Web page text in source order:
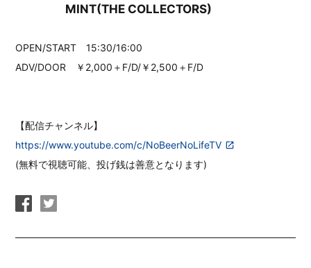
MINT(THE COLLECTORS)
OPEN/START 15:30/16:00
ADV/DOOR ￥2,000＋F/D/￥2,500＋F/D
【配信チャンネル】
https://www.youtube.com/c/NoBeerNoLifeTV
(無料で視聴可能、投げ銭は善意となります)